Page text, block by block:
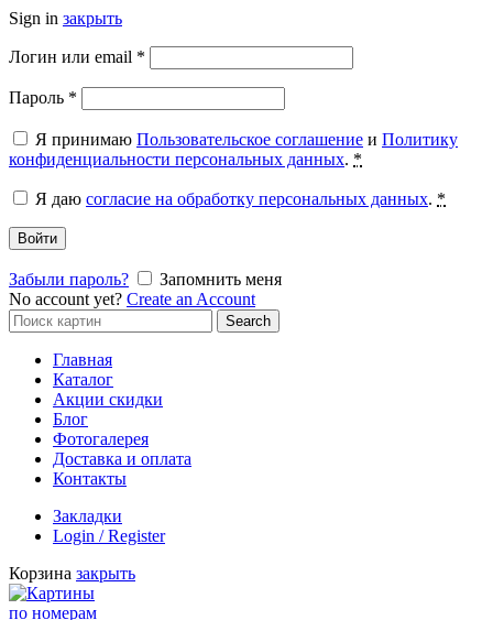
Sign in закрыть
Логин или email *
Пароль *
Я принимаю Пользовательское соглашение и Политику
конфиденциальности персональных данных. *
Я даю согласие на обработку персональных данных. *
Войти
Забыли пароль?
Запомнить меня
No account yet? Create an Account
Search
for:
Search
Главная
Каталог
Акции скидки
Блог
Фотогалерея
Доставка и оплата
Контакты
Закладки
Login / Register
Корзина закрыть